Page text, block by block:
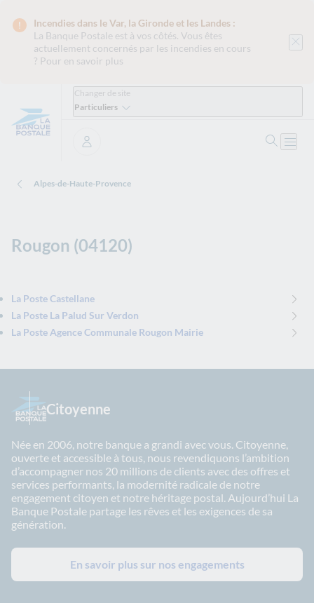
Incendies dans le Var, la Gironde et les Landes :
La Banque Postale est à vos côtés. Vous êtes
actuellement concernés par les incendies en cours
? Pour en savoir plus
Changer de site
Particuliers
Se connecter
Alpes-de-Haute-Provence
Rougon (04120)
La Poste Castellane
La Poste La Palud Sur Verdon
La Poste Agence Communale Rougon Mairie
Citoyenne
Née en 2006, notre banque a grandi avec vous. Citoyenne,
ouverte et accessible à tous, nous revendiquons l’ambition
d’accompagner nos 20 millions de clients avec des offres et
services performants, la modernité radicale de notre
engagement citoyen et notre héritage postal. Aujourd’hui La
Banque Postale partage les rêves et les exigences de sa
génération.
En savoir plus sur nos engagements